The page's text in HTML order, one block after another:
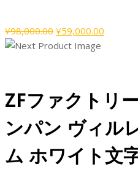
¥98,000.00 元
の
¥98,000.00
し
た。
¥59,000.00
は
で
す。
ZFファクトリ
ンパン ヴィル
ム ホワイト文